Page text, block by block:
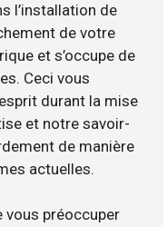
l’installation de
de votre
et s’occupe de
Ceci vous
durant la mise
et notre savoir-
de manière
actuelles.
vous préoccuper